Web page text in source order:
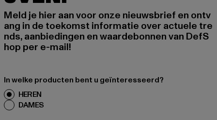
Meld je hier aan voor onze nieuwsbrief en ontv
ang in de toekomst informatie over actuele tre
nds, aanbiedingen en waardebonnen van DefS
hop per e-mail!
In welke producten bent u geïnteresseerd?
HEREN
DAMES